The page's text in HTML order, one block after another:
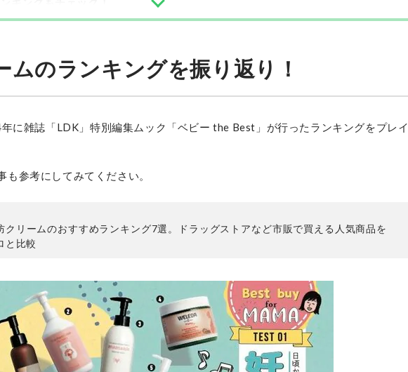
ムのランキングを振り返り！
に雑誌「LDK」特別編集ムック「ベビー the Best」が行ったランキングをプレイ
も参考にしてみてください。
クリームのおすすめランキング7選。ドラッグストアなど市販で買える人気商品を
と比較